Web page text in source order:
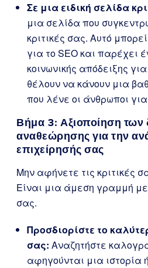
Σε μια ειδική σελίδα
μια σελίδα που
κριτικές σας. Αυτό
για το SEO και παρέχει
κοινωνικής απόδειξης
θέλουν να κάνουν μια
που λένε οι άνθρωποι
Βήμα 3: Αξιοποίηση των
αναθεώρησης για την
επιχείρησής σας
Μην αφήνετε τις κριτικές
Είναι μια άμεση γραμμή
σας.
Προσδιορίστε το
σας: Αναζητήστε
αφηγούνται μια ιστορία